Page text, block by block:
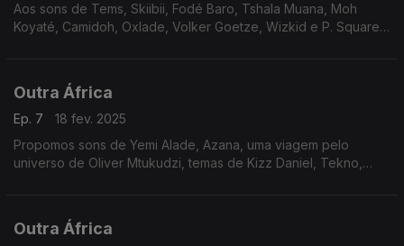
Aos sons de Tems, Skiibii, Fodé Baro, Tshala Muana, Moh
Koyaté, Camidoh, Oxlade, Volker Goetze, Wizkid e P. Square,
Outra África
Ep. 7
18 fev. 2025
Propomos sons de Yemi Alade, Azana, uma viagem pelo
universo de Oliver Mtukudzi, temas de Kizz Daniel, Tekno,
Outra África